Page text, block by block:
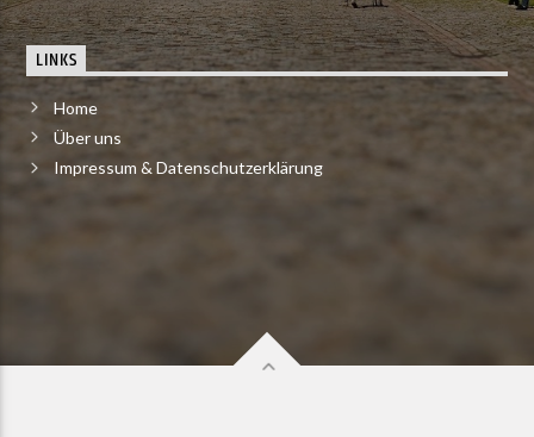
LINKS
Home
Über uns
Impressum & Datenschutzerklärung